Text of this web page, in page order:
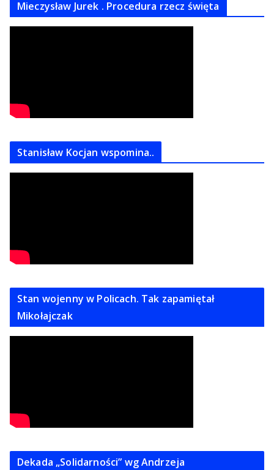
Mieczysław Jurek . Procedura rzecz święta
Stanisław Kocjan wspomina..
Stan wojenny w Policach. Tak zapamiętał
Mikołajczak
Dekada „Solidarności” wg Andrzeja